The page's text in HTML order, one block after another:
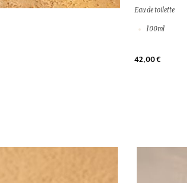
Eau de toilette
100ml
42,00 €